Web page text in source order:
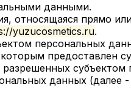
данными.
относящаяся прямо
yuzucosmetics.ru.
персональных
предоставлен
данных (далее